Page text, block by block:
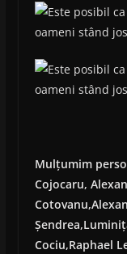
Mulțumim
Cojocaru,
Cociu,Raphael